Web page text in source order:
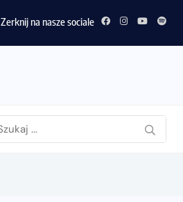
Zerknij na nasze sociale